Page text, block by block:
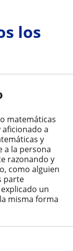
los
matemáticas
aficionado a
y
a la persona
razonando y
como alguien
parte
un
misma forma